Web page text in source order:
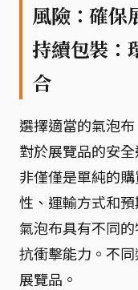
風險：確保
持續包裝：
合
選擇適當的氣泡
對於展覽品的安
非僅僅是單純的
性、運輸方式和
氣泡布具有不同
抗衝擊能力。不
展覽品。